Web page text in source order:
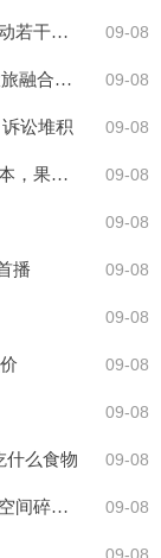
09-08
海南省提出推进养老和家政服务标准化专项行动若干意见
09-08
石榴花开 籽籽同心丨“东方第一村”防川村：农旅融合、农民共富的样板村
09-08
讼堆积
09-08
中国车没电了！新媒一语惊醒梦中人：以民为本，果断走出十字路口
09-08
09-08
播
09-08
09-08
09-08
09-08
什么食物
09-08
北京：突破火箭垂直回收、载人亚轨道旅行、空间碎片清理等关键技
09-08